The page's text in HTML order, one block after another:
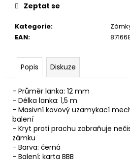
Kategorie:
EAN:
Zeptat se
Popis Diskuze
- Průměr lanka: 12 mm
- Délka lanka: 1,5 m
- Masivní kovový uzamykací
balení
- Kryt proti prachu zabraňuje
zámku
- Barva: černá
- Balení: karta BBB
D
o
p
č
u
e
m
e